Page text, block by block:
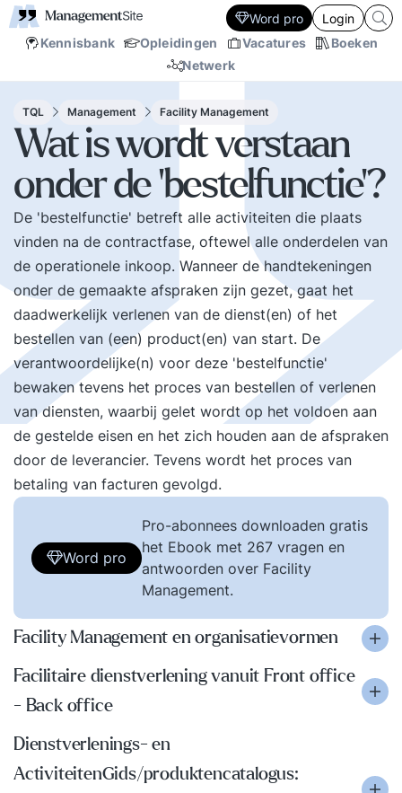
Kennisbank Opleidingen Vacatures
Boeken
Netwerk
Word pro Login
TQL Management Facility Management
Wat is wordt verstaan
onder de 'bestelfunctie'?
De 'bestelfunctie' betreft alle activiteiten die plaats
vinden na de contractfase, oftewel alle onderdelen van
de operationele inkoop. Wanneer de handtekeningen
onder de gemaakte afspraken zijn gezet, gaat het
daadwerkelijk verlenen van de dienst(en) of het
bestellen van (een) product(en) van start. De
verantwoordelijke(n) voor deze 'bestelfunctie'
bewaken tevens het proces van bestellen of verlenen
van diensten, waarbij gelet wordt op het voldoen aan
de gestelde eisen en het zich houden aan de afspraken
door de leverancier. Tevens wordt het proces van
betaling van facturen gevolgd.
Word pro
Pro-abonnees downloaden gratis
het Ebook met 267 vragen en
antwoorden over Facility
Management.
Facility Management en organisatievormen
Facilitaire dienstverlening vanuit Front office
- Back office
Dienstverlenings- en
ActiviteitenGids/produktencatalogus: